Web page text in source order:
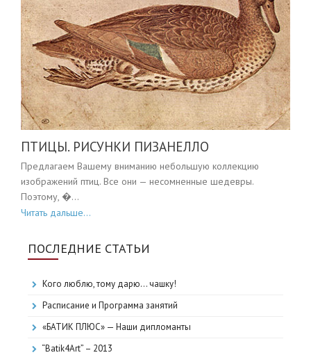
ПТИЦЫ. РИСУНКИ ПИЗАНЕЛЛО
Предлагаем Вашему вниманию небольшую коллекцию
изображений птиц. Все они — несомненные шедевры.
Поэтому, �...
Читать дальше...
ПОСЛЕДНИЕ СТАТЬИ
Кого люблю, тому дарю… чашку!
Расписание и Программа занятий
«БАТИК ПЛЮС» — Наши дипломанты
“Batik4Art” – 2013